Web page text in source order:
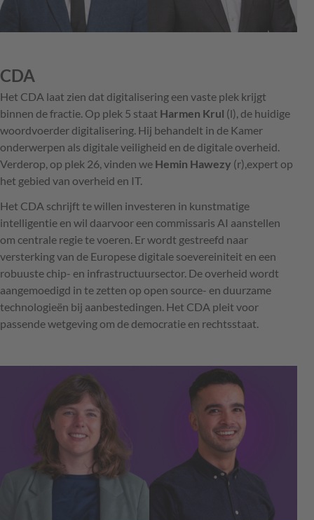
CDA
Het CDA laat zien dat digitalisering een vaste plek krijgt
binnen de fractie. Op plek 5 staat Harmen Krul (l), de huidige
woordvoerder digitalisering. Hij behandelt in de Kamer
onderwerpen als digitale veiligheid en de digitale overheid.
Verderop, op plek 26, vinden we Hemin Hawezy (r),expert op
het gebied van overheid en IT.
Het CDA schrijft te willen investeren in kunstmatige
intelligentie en wil daarvoor een commissaris AI aanstellen
om centrale regie te voeren. Er wordt gestreefd naar
versterking van de Europese digitale soevereiniteit en een
robuuste chip- en infrastructuursector. De overheid wordt
aangemoedigd in te zetten op open source- en duurzame
technologieën bij aanbestedingen. Het CDA pleit voor
passende wetgeving om de democratie en rechtsstaat.